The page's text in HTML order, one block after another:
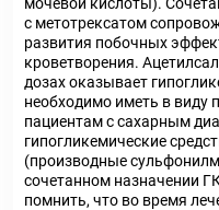
с метотрексатом
развития побочных
кроветворения.
дозах оказывает
необходимо иметь в виду
пациентам с сахарным
гипогликемические
(производные
сочетанном назначении
помнить, что во время